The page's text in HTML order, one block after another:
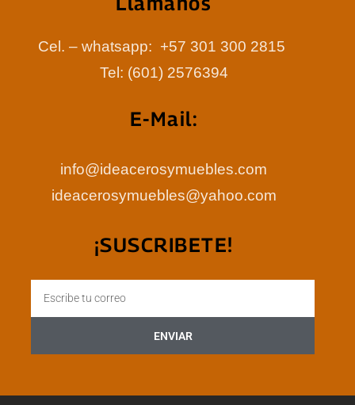
Cel. – whatsapp: +57 301 300 2815
Tel: (601) 2576394
E-Mail:
info@ideacerosymuebles.com
ideacerosymuebles@yahoo.com
¡SUSCRIBETE!
Email
ENVIAR